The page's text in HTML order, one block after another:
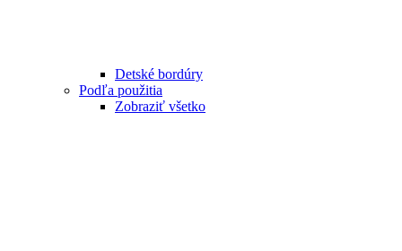
Detské bordúry
Podľa použitia
Zobraziť všetko